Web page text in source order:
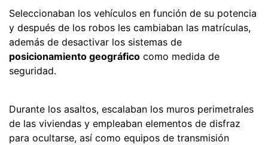
Seleccionaban los vehículos en función de su potencia
y después de los robos les cambiaban las matrículas,
además de desactivar los sistemas de
posicionamiento geográfico como medida de
seguridad.
Durante los asaltos, escalaban los muros perimetrales
de las viviendas y empleaban elementos de disfraz
para ocultarse, así como equipos de transmisión